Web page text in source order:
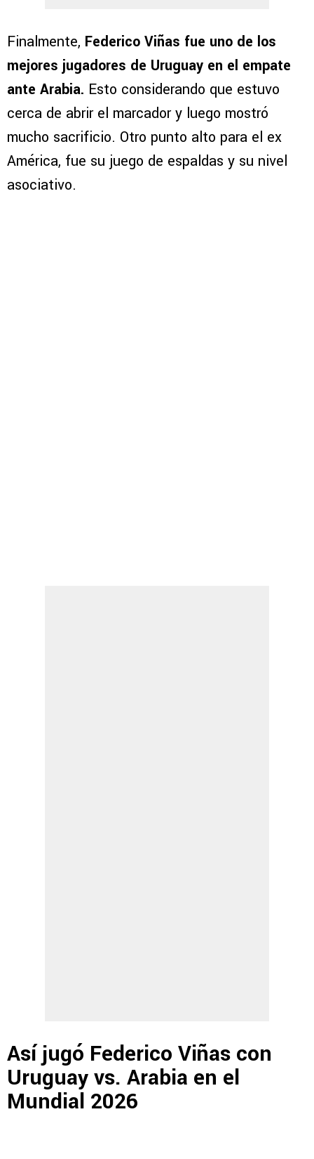
Finalmente, Federico Viñas fue uno de los
mejores jugadores de Uruguay en el empate
ante Arabia. Esto considerando que estuvo
cerca de abrir el marcador y luego mostró
mucho sacrificio. Otro punto alto para el ex
América, fue su juego de espaldas y su nivel
asociativo.
Así jugó Federico Viñas con
Uruguay vs. Arabia en el
Mundial 2026